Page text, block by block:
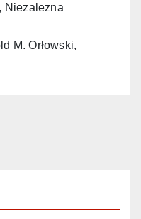
Niezalezna
M. Orłowski,